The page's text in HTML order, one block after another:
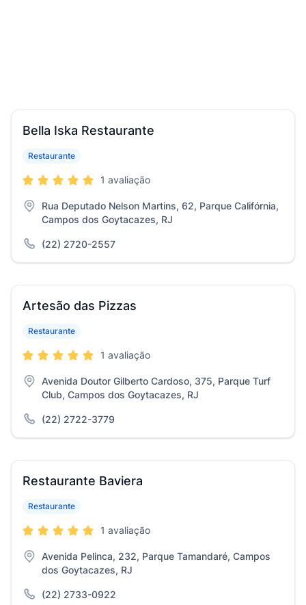
Bella Iska Restaurante
Restaurante
1 avaliação
Rua Deputado Nelson Martins, 62, Parque Califórnia,
Campos dos Goytacazes, RJ
(22) 2720-2557
Artesão das Pizzas
Restaurante
1 avaliação
Avenida Doutor Gilberto Cardoso, 375, Parque Turf
Club, Campos dos Goytacazes, RJ
(22) 2722-3779
Restaurante Baviera
Restaurante
1 avaliação
Avenida Pelinca, 232, Parque Tamandaré, Campos
dos Goytacazes, RJ
(22) 2733-0922